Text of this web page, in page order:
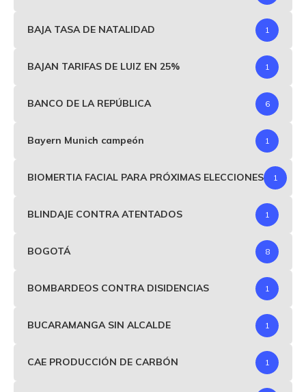
BAJA TASA DE NATALIDAD 1
BAJAN TARIFAS DE LUIZ EN 25% 1
BANCO DE LA REPÚBLICA 6
Bayern Munich campeón 1
BIOMERTIA FACIAL PARA PRÓXIMAS ELECCIONES 1
BLINDAJE CONTRA ATENTADOS 1
BOGOTÁ 8
BOMBARDEOS CONTRA DISIDENCIAS 1
BUCARAMANGA SIN ALCALDE 1
CAE PRODUCCIÓN DE CARBÓN 1